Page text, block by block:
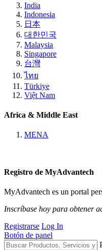
India
Indonesia
日本
대한민국
Malaysia
Singapore
台灣
ไทย
Türkiye
Việt Nam
Africa & Middle East
MENA
Registro de MyAdvantech
MyAdvantech es un portal
Inscríbase hoy para obtener
Registrarse Log In
Botón de panel